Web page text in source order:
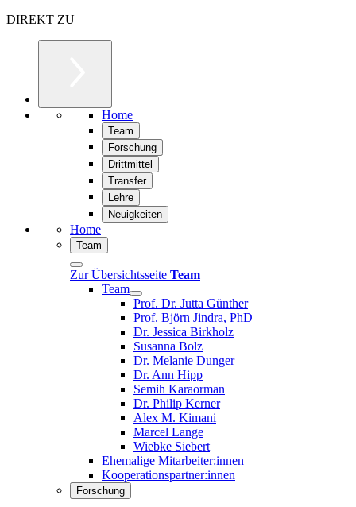
DIREKT ZU
Home
Team
Forschung
Drittmittel
Transfer
Lehre
Neuigkeiten
Home
Team
Zur Übersichtsseite Team
Team
Prof. Dr. Jutta Günther
Prof. Björn Jindra, PhD
Dr. Jessica Birkholz
Susanna Bolz
Dr. Melanie Dunger
Dr. Ann Hipp
Semih Karaorman
Dr. Philip Kerner
Alex M. Kimani
Marcel Lange
Wiebke Siebert
Ehemalige Mitarbeiter:innen
Kooperationspartner:innen
Forschung